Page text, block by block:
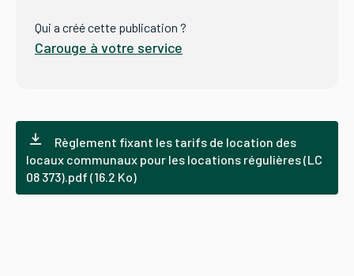
CAROUGE SE CONSTRUIT
Qui a créé cette publication ?
Carouge à votre service
Règlement fixant les tarifs de location des
locaux communaux pour les locations régulières (LC
08 373).pdf (16.2 Ko)